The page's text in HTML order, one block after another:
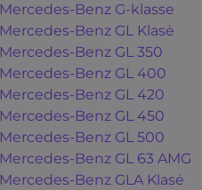
Mercedes-Benz G-klasse
Mercedes-Benz GL Klasė
Mercedes-Benz GL 350
Mercedes-Benz GL 400
Mercedes-Benz GL 420
Mercedes-Benz GL 450
Mercedes-Benz GL 500
Mercedes-Benz GL 63 AMG
Mercedes-Benz GLA Klasė